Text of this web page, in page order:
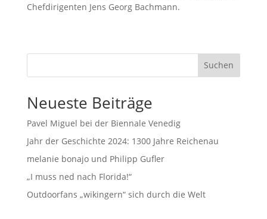
Chefdirigenten Jens Georg Bachmann.
Suchen
Neueste Beiträge
Pavel Miguel bei der Biennale Venedig
Jahr der Geschichte 2024: 1300 Jahre Reichenau
melanie bonajo und Philipp Gufler
„I muss ned nach Florida!“
Outdoorfans „wikingern“ sich durch die Welt